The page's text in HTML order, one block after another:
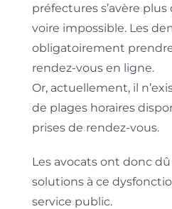
préfectures s’avère
voire impossible. Les
obligatoirement
rendez-vous en ligne.
Or, actuellement, il
de plages horaires
prises de rendez-vous.
Les avocats ont donc
solutions à ce
service public.